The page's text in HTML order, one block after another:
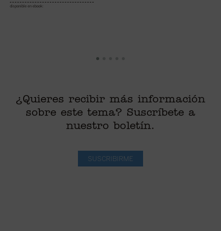
disponible en ebook:
¿Quieres recibir más información
sobre este tema? Suscríbete a
nuestro boletín.
SUSCRIBIRME